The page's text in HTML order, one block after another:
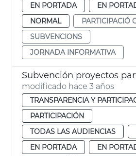
EN PORTADA
EN
NORMAL
PARTICIPACIÓ
SUBVENCIONS
JORNADA INFORMATIVA
modificado hace 3 años
TRANSPARENCIA Y
PARTICIPACIÓN
TODAS LAS AUDIENCIAS
EN PORTADA
EN